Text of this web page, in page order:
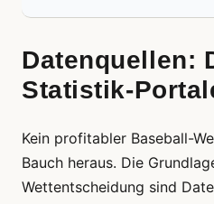
Datenquellen:
Statistik-
Kein profitabler Baseball-
Bauch heraus. Die
Wettentscheidung sind